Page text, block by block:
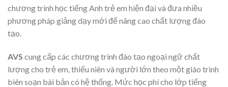
chương trình học tiếng Anh trẻ em hiện đại và đưa nhiều
phương pháp giảng dạy mới để nâng cao chất lượng đào
tạo.
AVS cung cấp các chương trình đào tạo ngoại ngữ chất
lượng cho trẻ em, thiếu niên và người lớn theo một giáo trình
biên soạn bài bản có hệ thống. Mức học phí cho lớp tiếng